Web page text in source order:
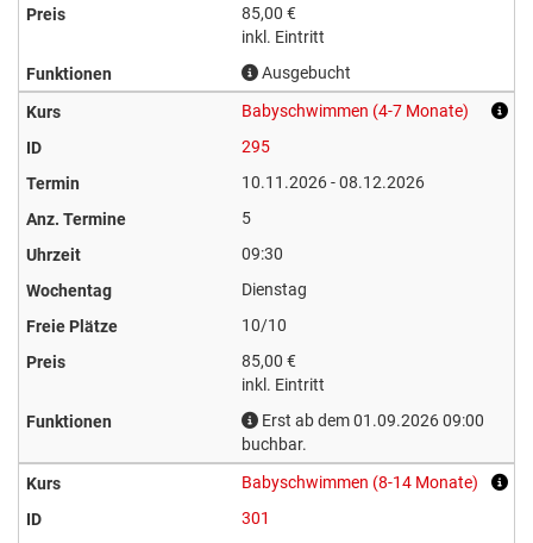
85,00 €
inkl. Eintritt
Ausgebucht
Babyschwimmen (4-7 Monate)
295
10.11.2026 - 08.12.2026
5
09:30
Dienstag
10/10
85,00 €
inkl. Eintritt
Erst ab dem 01.09.2026 09:00
buchbar.
Babyschwimmen (8-14 Monate)
301